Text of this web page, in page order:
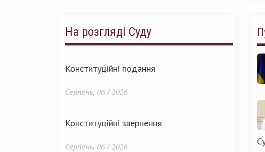
На розгляді Суду
Конституційні подання
Серпень, 06 / 2026
Конституційні звернення
Серпень, 06 / 2026